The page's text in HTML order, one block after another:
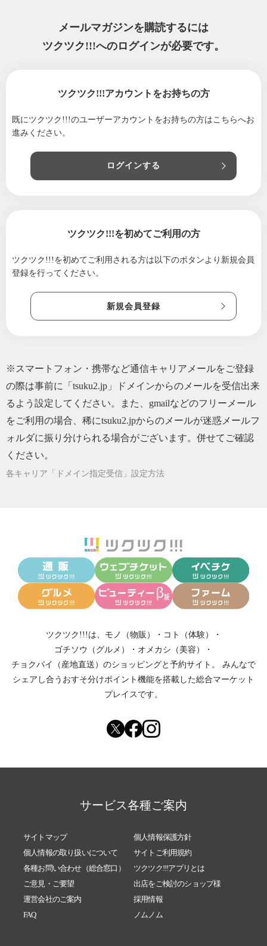
メールマガジンを購読するには
ツクツク!!!へのログインが必要です。
ツクツク!!!アカウントをお持ちの方
既にツクツク!!!のユーザーアカウントをお持ちの方はこちらへお
進みください。
ログインする
ツクツク!!!を初めてご利用の方
ツクツク!!!を初めてご利用される方は 以下のボタンより新規会員
登録を行ってください。
新規会員登録
※スマートフォン・携帯など通信キャリアメールをご登録
の際は事前に「tsuku2.jp」ドメインからのメールを受信出来
るよう設定してください。また、gmailなどのフリーメール
をご利用の場合、稀にtsuku2.jpからのメールが迷惑メールフ
ォルダに振り分けられる場合がございます。併せてご確認
ください。
各キャリア「ドメイン指定受信」設定方法
ツクツク!!!は、 モノ（物販） ・ コト（体験）
・
ゴチソウ（グルメ）
・ オメカシ（美容）
・
チョクバイ（産地直送） のショッピングと予約サイト。
みんなで
シェアし合う おすそ分けポイント機能を搭載した総合マーケット
プレイスです。
サービス各種ご案内
サイトマップ
個人情報保護方針
個人情報の取り扱いについて
サイトご利用規約
各種お問い合わせ（総合窓口）
ツクツク!!!アプリとは
ご意見・ご要望
出店をご検討のショップ様
運営会社のご案内
採用情報
FAQ
ノムノム